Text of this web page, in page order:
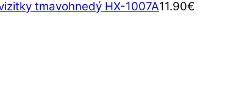
tmavohnedý HX-1007A11.90€